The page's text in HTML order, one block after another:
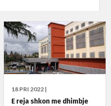
18 PRI 2022 |
E reja shkon me dhimbje